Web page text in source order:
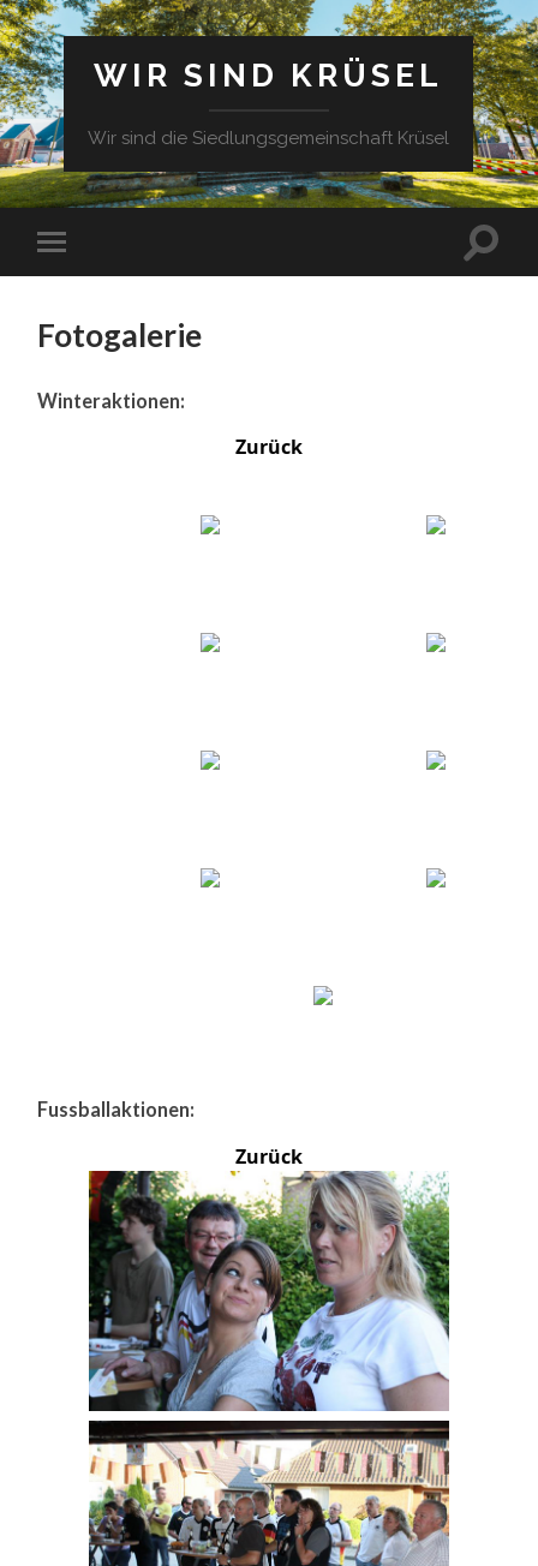
WIR SIND KRÜSEL
Wir sind die Siedlungsgemeinschaft Krüsel
Fotogalerie
Winteraktionen:
Zurück
Fussballaktionen:
Zurück